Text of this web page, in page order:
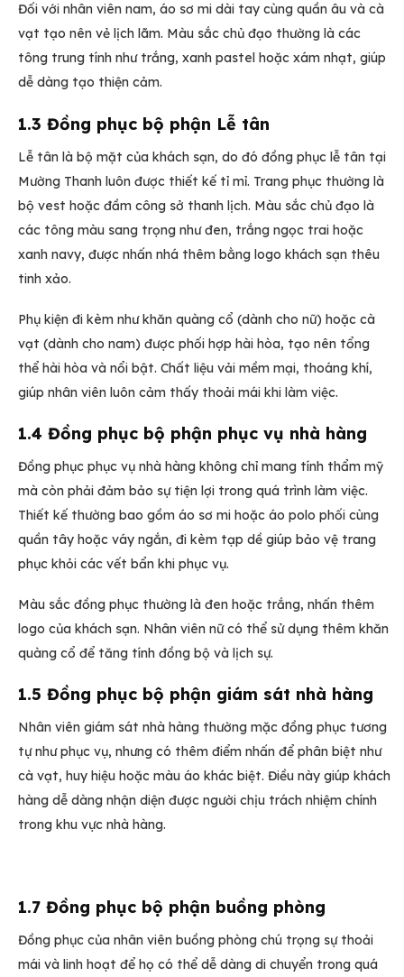
Đối với nhân viên nam, áo sơ mi dài tay cùng quần âu và cà
vạt tạo nên vẻ lịch lãm. Màu sắc chủ đạo thường là các
tông trung tính như trắng, xanh pastel hoặc xám nhạt, giúp
dễ dàng tạo thiện cảm.
1.3 Đồng phục bộ phận Lễ tân
Lễ tân là bộ mặt của khách sạn, do đó đồng phục lễ tân tại
Mường Thanh luôn được thiết kế tỉ mỉ. Trang phục thường là
bộ vest hoặc đầm công sở thanh lịch. Màu sắc chủ đạo là
các tông màu sang trọng như đen, trắng ngọc trai hoặc
xanh navy, được nhấn nhá thêm bằng logo khách sạn thêu
tinh xảo.
Phụ kiện đi kèm như khăn quàng cổ (dành cho nữ) hoặc cà
vạt (dành cho nam) được phối hợp hài hòa, tạo nên tổng
thể hài hòa và nổi bật. Chất liệu vải mềm mại, thoáng khí,
giúp nhân viên luôn cảm thấy thoải mái khi làm việc.
1.4 Đồng phục bộ phận phục vụ nhà hàng
Đồng phục phục vụ nhà hàng không chỉ mang tính thẩm mỹ
mà còn phải đảm bảo sự tiện lợi trong quá trình làm việc.
Thiết kế thường bao gồm áo sơ mi hoặc áo polo phối cùng
quần tây hoặc váy ngắn, đi kèm tạp dề giúp bảo vệ trang
phục khỏi các vết bẩn khi phục vụ.
Màu sắc đồng phục thường là đen hoặc trắng, nhấn thêm
logo của khách sạn. Nhân viên nữ có thể sử dụng thêm khăn
quàng cổ để tăng tính đồng bộ và lịch sự.
1.5 Đồng phục bộ phận giám sát nhà hàng
Nhân viên giám sát nhà hàng thường mặc đồng phục tương
tự như phục vụ, nhưng có thêm điểm nhấn để phân biệt như
cà vạt, huy hiệu hoặc màu áo khác biệt. Điều này giúp khách
hàng dễ dàng nhận diện được người chịu trách nhiệm chính
trong khu vực nhà hàng.
1.7 Đồng phục bộ phận buồng phòng
Đồng phục của nhân viên buồng phòng chú trọng sự thoải
mái và linh hoạt để họ có thể dễ dàng di chuyển trong quá